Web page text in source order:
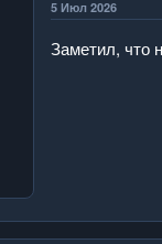
5 Июл 2026
Заметил, что